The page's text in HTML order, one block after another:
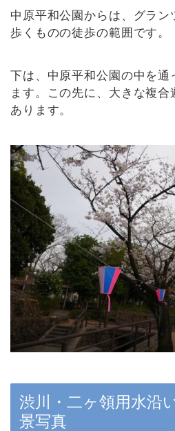
中原平和公園からは、グラン
歩くものの徒歩の範囲です。
下は、中原平和公園の中を通
ます。この先に、大きな複
あります。
渋川・二ヶ領用水沿
景写真